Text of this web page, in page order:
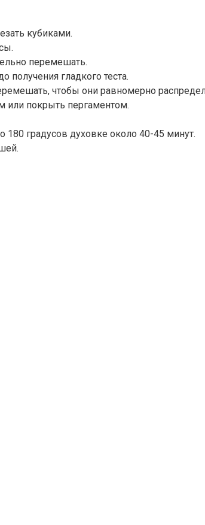
кубиками.
перемешать.
получения гладкого теста.
чтобы они равномерно
или покрыть пергаментом.
180 градусов духовке около 40-45 минут.